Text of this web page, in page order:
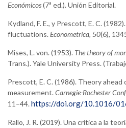
Económicos(7ª ed.). Unión Editorial.
Kydland, F. E., y Prescott, E. C.
fluctuations.Econometrica, 50(6),
Mises, L. von. (1953). The theory of
Trans.). Yale University Press.
Prescott, E. C. (1986). Theory
measurement.Carnegie-Rochester
11–44.https://doi.org/10.1016/
Rallo, J. R. (2019). Una crítica a la